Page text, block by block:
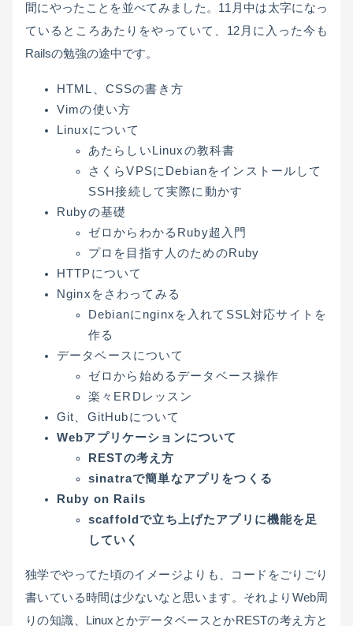
間にやったことを並べてみました。11月中は太字になっ
ているところあたりをやっていて、12月に入った今も
Railsの勉強の途中です。
HTML、CSSの書き方
Vimの使い方
Linuxについて
あたらしいLinuxの教科書
さくらVPSにDebianをインストールして
SSH接続して実際に動かす
Rubyの基礎
ゼロからわかるRuby超入門
プロを目指す人のためのRuby
HTTPについて
Nginxをさわってみる
Debianにnginxを入れてSSL対応サイトを
作る
データベースについて
ゼロから始めるデータベース操作
楽々ERDレッスン
Git、GitHubについて
Webアプリケーションについて
RESTの考え方
sinatraで簡単なアプリをつくる
Ruby on Rails
scaffoldで立ち上げたアプリに機能を足
していく
独学でやってた頃のイメージよりも、コードをごりごり
書いている時間は少ないなと思います。それよりWeb周
りの知識、LinuxとかデータベースとかRESTの考え方と